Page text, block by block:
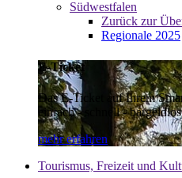
Südwestfalen
Zurück zur
Regionale 2025
E-Ticket
Das E-Ticket auf Ihrem
einfach - schnell - bargeldlos
mehr erfahren
Tourismus, Freizeit und